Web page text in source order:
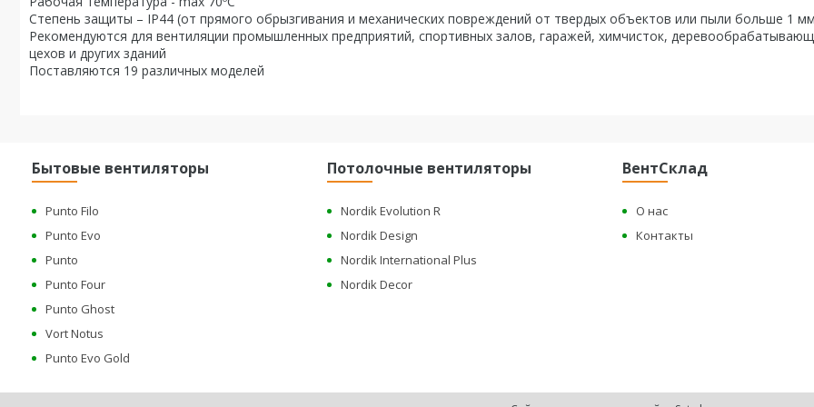
Степень защиты – IP44 (от прямого обрызгивания и механических повреждений от твердых объектов или пыли больше 1
Рекомендуются для вентиляции промышленных предприятий, спортивных залов, гаражей, химчисток,
цехов и других зданий
Поставляются 19 различных моделей
Бытовые вентиляторы
Punto Filo
Punto Evo
Punto
Punto Four
Punto Ghost
Vort Notus
Punto Evo Gold
Потолочные вентиляторы
Nordik Evolution R
Nordik Design
Nordik International Plus
Nordik Decor
ВентСклад
О нас
Контакты